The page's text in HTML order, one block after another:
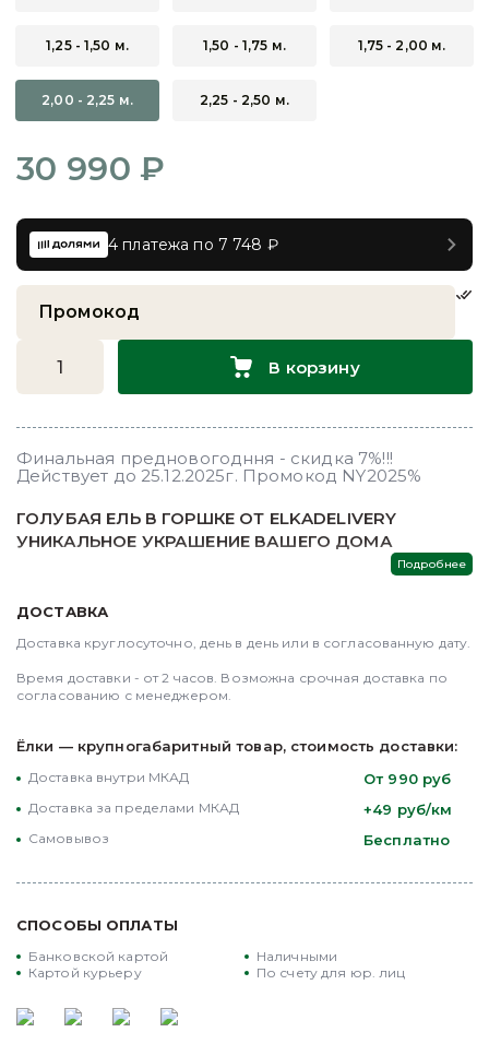
ДОСТАВКА
Доставка круглосуточно, день в день или в согласованную дату.
Время доставки - от 2 часов. Возможна срочная доставка по
согласованию с менеджером.
Ёлки — крупногабаритный товар, стоимость доставки:
Доставка внутри МКАД От 990 руб
Доставка за пределами МКАД +49 руб/км
Самовывоз Бесплатно
СПОСОБЫ ОПЛАТЫ
Банковской картой
Наличными
Картой курьеру
По счету для юр. лиц
1,25 - 1,50 м. 1,50 - 1,75 м. 1,75 - 2,00 м.
2,00 - 2,25 м. 2,25 - 2,50 м.
30 990 ₽
4 платежа по 7 748 ₽
В корзину
Финальная предновогодння - скидка 7%!!!
Действует до 25.12.2025г. Промокод NY2025%
ГОЛУБАЯ ЕЛЬ В ГОРШКЕ ОТ ELKADELIVERY
УНИКАЛЬНОЕ УКРАШЕНИЕ ВАШЕГО ДОМА
Голубая елка по праву считается одной из самых
деревьев. Елка обладает жесткой, густой и
четырехгранной хвоей длиной до 5 см и имеет
конусовидную форму. Голубая елка станет
великолепным украшением новогоднего
хвойным ароматом.
ЭЛЕГАНТНОСТЬ И КРАСОТА
Откройте для себя чарующую красоту голубой
ели от ElkaDelivery. Эта ель не только воплощает в
и пышной хвоей, эта ель станет изюминкой
вашего праздника и центральным элементом
декора.
ИДЕАЛЬНЫЙ РАЗМЕР ДЛЯ ЛЮБОГО